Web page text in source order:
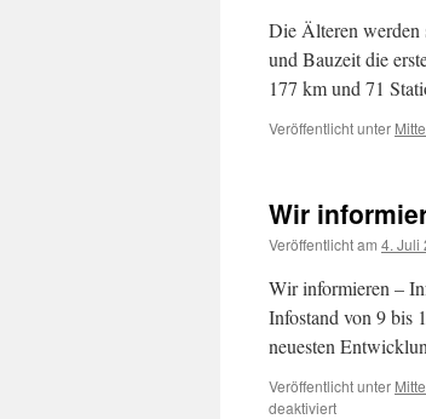
Die Älteren werden
und Bauzeit die
177 km und 71
Veröffentlicht unter
Wir
Veröffentlicht am 4. Juli
Wir informieren –
Infostand von 9 bis
neuesten
Veröffentlicht unter
deaktiviertfür